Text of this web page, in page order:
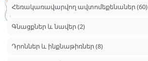
Հեռակառավարվող ավտոմեքենաներ (60)
Գնացքներ և նավեր (2)
Դրոններ և ինքնաթիռներ (8)